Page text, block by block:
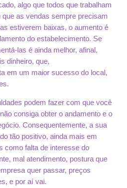
algo que todos que trabalham
as vendas sempre precisam
estiverem baixas, o aumento é
do estabelecimento. Se
las é ainda melhor, afinal,
dinheiro, que,
em um maior sucesso do local,
podem fazer com que você
consiga obter o andamento e o
Consequentemente, a sua
tão positivo, ainda mais em
como falta de interesse do
mal atendimento, postura que
quer passar, preços
e por aí vai.